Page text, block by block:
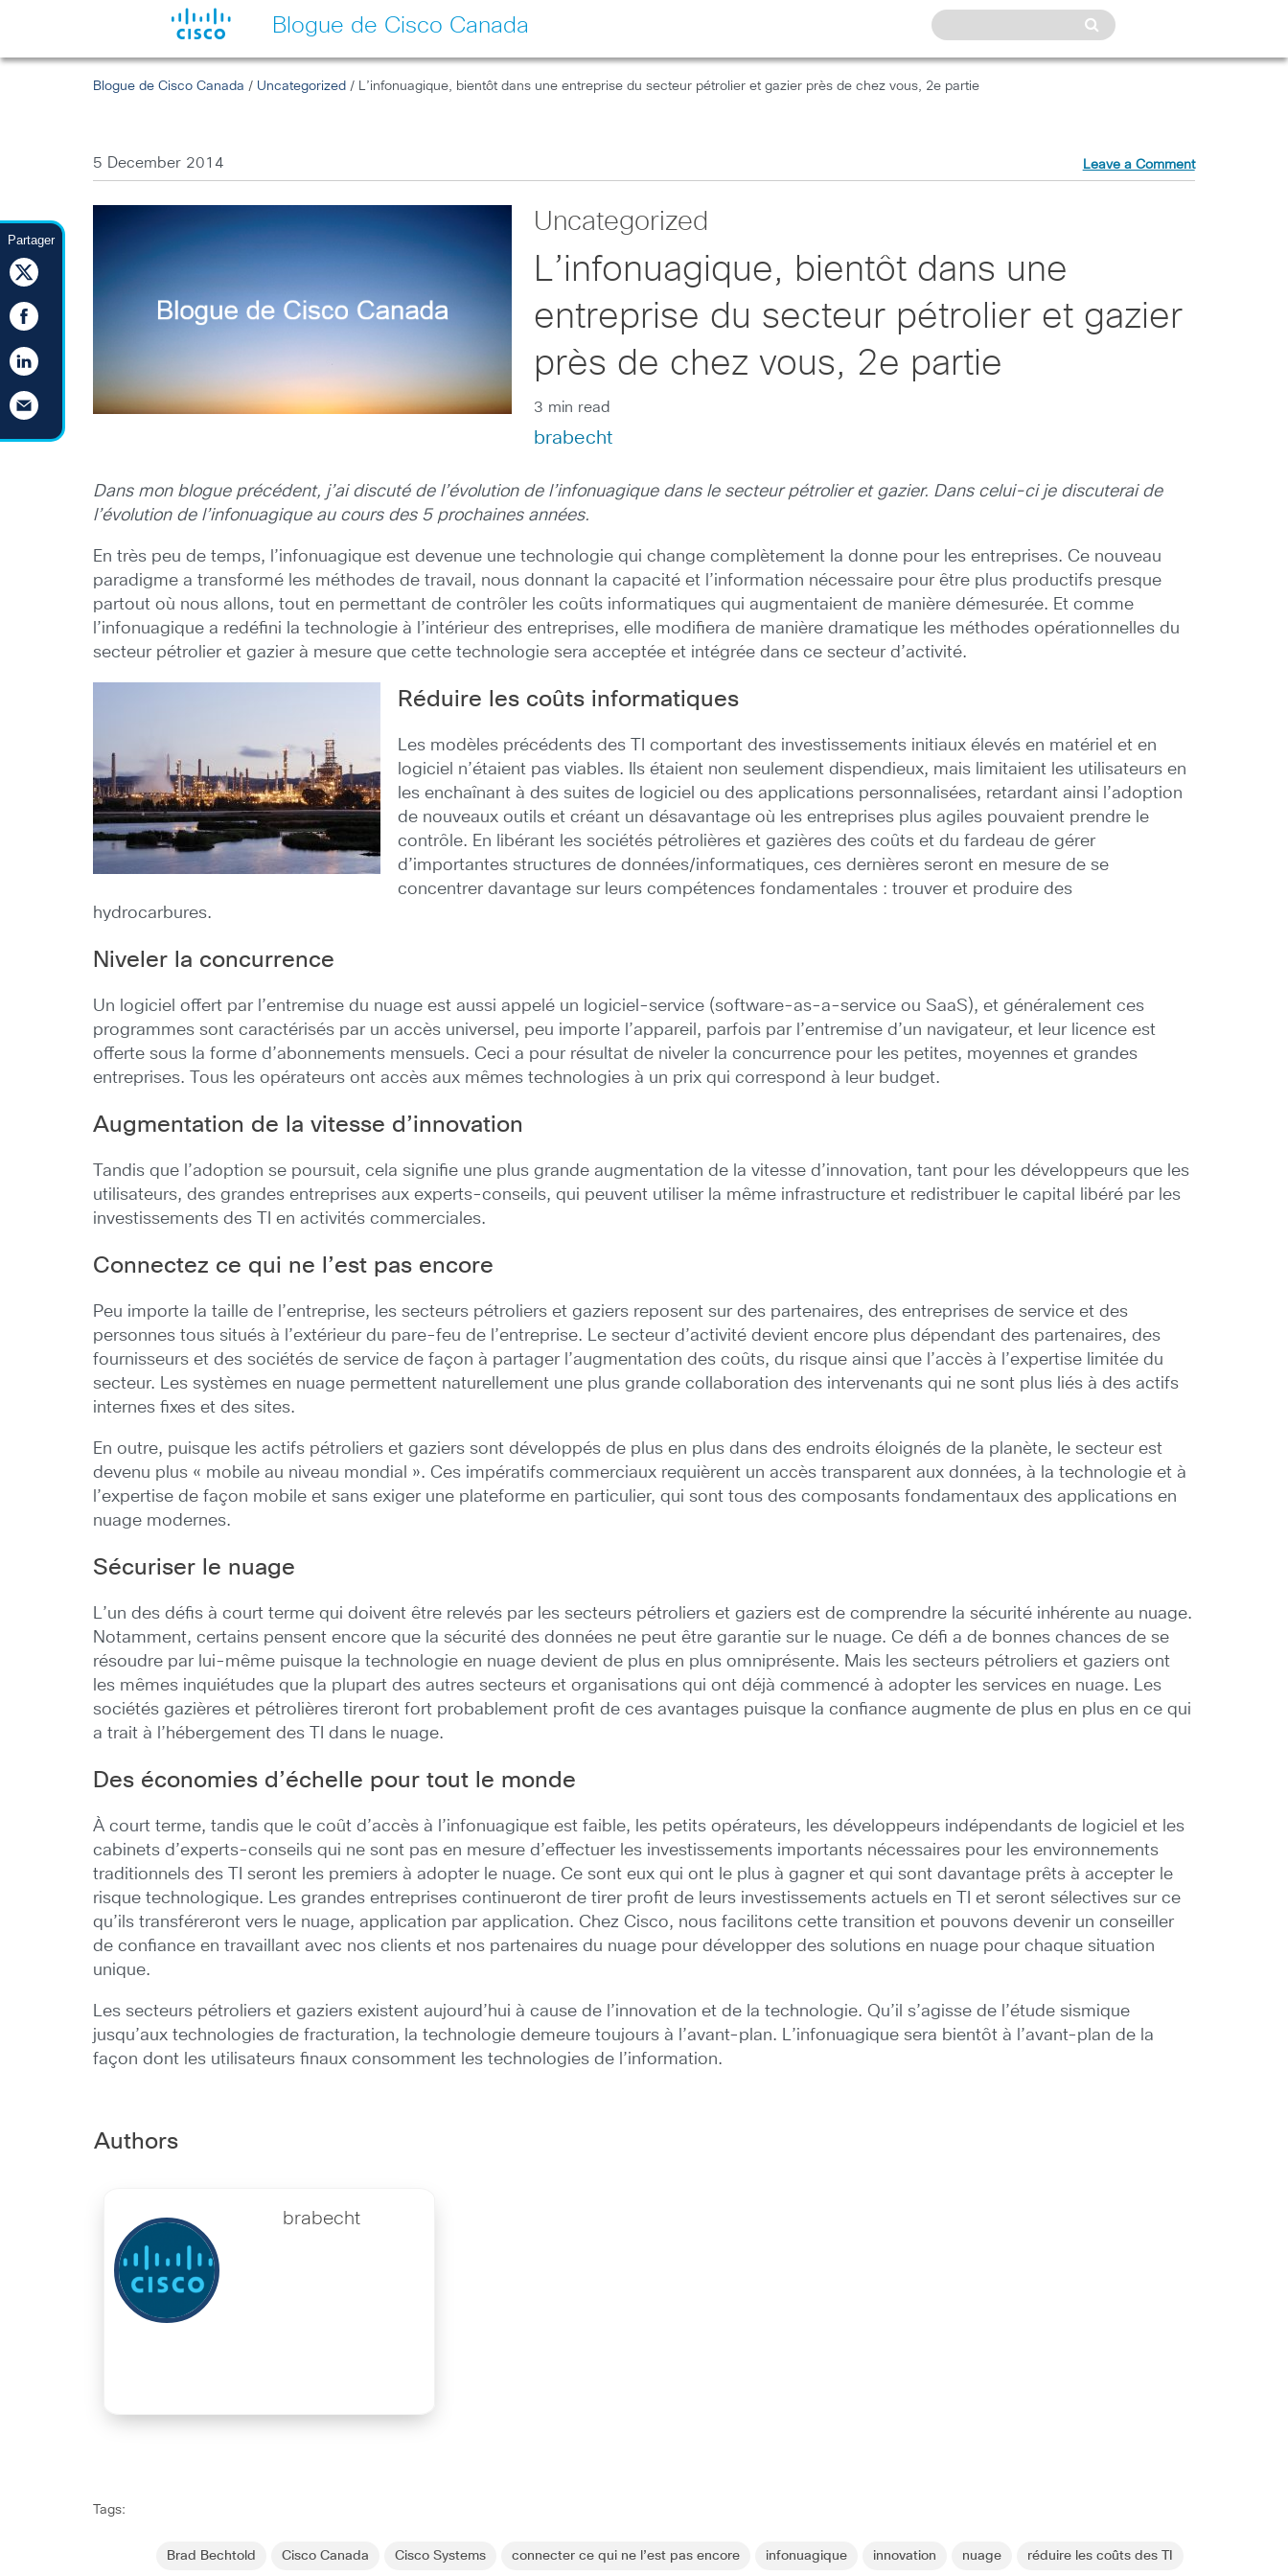
Blogue de Cisco Canada
Partager
Blogue de Cisco Canada / Uncategorized / L’infonuagique, bientôt dans une entreprise du secteur pétrolier et gazier près de chez vous, 2e partie
5 December 2014 Leave a Comment
Uncategorized
L’infonuagique, bientôt dans une
entreprise du secteur pétrolier et gazier
près de chez vous, 2e partie
3 min read
brabecht
Dans mon blogue précédent, j’ai discuté de l’évolution de l’infonuagique dans le secteur pétrolier et gazier. Dans celui-ci je discuterai de
l’évolution de l’infonuagique au cours des 5 prochaines années.
En très peu de temps, l’infonuagique est devenue une technologie qui change complètement la donne pour les entreprises. Ce nouveau
paradigme a transformé les méthodes de travail, nous donnant la capacité et l’information nécessaire pour être plus productifs presque
partout où nous allons, tout en permettant de contrôler les coûts informatiques qui augmentaient de manière démesurée. Et comme
l’infonuagique a redéfini la technologie à l’intérieur des entreprises, elle modifiera de manière dramatique les méthodes opérationnelles du
secteur pétrolier et gazier à mesure que cette technologie sera acceptée et intégrée dans ce secteur d’activité.
Réduire les coûts informatiques
Les modèles précédents des TI comportant des investissements initiaux élevés en matériel et en
logiciel n’étaient pas viables. Ils étaient non seulement dispendieux, mais limitaient les utilisateurs en
les enchaînant à des suites de logiciel ou des applications personnalisées, retardant ainsi l’adoption
de nouveaux outils et créant un désavantage où les entreprises plus agiles pouvaient prendre le
contrôle. En libérant les sociétés pétrolières et gazières des coûts et du fardeau de gérer
d’importantes structures de données/informatiques, ces dernières seront en mesure de se
concentrer davantage sur leurs compétences fondamentales : trouver et produire des
hydrocarbures.
Niveler la concurrence
Un logiciel offert par l’entremise du nuage est aussi appelé un logiciel-service (software-as-a-service ou SaaS), et généralement ces
programmes sont caractérisés par un accès universel, peu importe l’appareil, parfois par l’entremise d’un navigateur, et leur licence est
offerte sous la forme d’abonnements mensuels. Ceci a pour résultat de niveler la concurrence pour les petites, moyennes et grandes
entreprises. Tous les opérateurs ont accès aux mêmes technologies à un prix qui correspond à leur budget.
Augmentation de la vitesse d’innovation
Tandis que l’adoption se poursuit, cela signifie une plus grande augmentation de la vitesse d’innovation, tant pour les développeurs que les
utilisateurs, des grandes entreprises aux experts-conseils, qui peuvent utiliser la même infrastructure et redistribuer le capital libéré par les
investissements des TI en activités commerciales.
Connectez ce qui ne l’est pas encore
Peu importe la taille de l’entreprise, les secteurs pétroliers et gaziers reposent sur des partenaires, des entreprises de service et des
personnes tous situés à l’extérieur du pare-feu de l’entreprise. Le secteur d’activité devient encore plus dépendant des partenaires, des
fournisseurs et des sociétés de service de façon à partager l’augmentation des coûts, du risque ainsi que l’accès à l’expertise limitée du
secteur. Les systèmes en nuage permettent naturellement une plus grande collaboration des intervenants qui ne sont plus liés à des actifs
internes fixes et des sites.
En outre, puisque les actifs pétroliers et gaziers sont développés de plus en plus dans des endroits éloignés de la planète, le secteur est
devenu plus « mobile au niveau mondial ». Ces impératifs commerciaux requièrent un accès transparent aux données, à la technologie et à
l’expertise de façon mobile et sans exiger une plateforme en particulier, qui sont tous des composants fondamentaux des applications en
nuage modernes.
Sécuriser le nuage
L’un des défis à court terme qui doivent être relevés par les secteurs pétroliers et gaziers est de comprendre la sécurité inhérente au nuage.
Notamment, certains pensent encore que la sécurité des données ne peut être garantie sur le nuage. Ce défi a de bonnes chances de se
résoudre par lui-même puisque la technologie en nuage devient de plus en plus omniprésente. Mais les secteurs pétroliers et gaziers ont
les mêmes inquiétudes que la plupart des autres secteurs et organisations qui ont déjà commencé à adopter les services en nuage. Les
sociétés gazières et pétrolières tireront fort probablement profit de ces avantages puisque la confiance augmente de plus en plus en ce qui
a trait à l’hébergement des TI dans le nuage.
Des économies d’échelle pour tout le monde
À court terme, tandis que le coût d’accès à l’infonuagique est faible, les petits opérateurs, les développeurs indépendants de logiciel et les
cabinets d’experts-conseils qui ne sont pas en mesure d’effectuer les investissements importants nécessaires pour les environnements
traditionnels des TI seront les premiers à adopter le nuage. Ce sont eux qui ont le plus à gagner et qui sont davantage prêts à accepter le
risque technologique. Les grandes entreprises continueront de tirer profit de leurs investissements actuels en TI et seront sélectives sur ce
qu’ils transféreront vers le nuage, application par application. Chez Cisco, nous facilitons cette transition et pouvons devenir un conseiller
de confiance en travaillant avec nos clients et nos partenaires du nuage pour développer des solutions en nuage pour chaque situation
unique.
Les secteurs pétroliers et gaziers existent aujourd’hui à cause de l’innovation et de la technologie. Qu’il s’agisse de l’étude sismique
jusqu’aux technologies de fracturation, la technologie demeure toujours à l’avant-plan. L’infonuagique sera bientôt à l’avant-plan de la
façon dont les utilisateurs finaux consomment les technologies de l’information.
Authors
brabecht
Tags:
Brad Bechtold Cisco Canada Cisco Systems connecter ce qui ne l’est pas encore infonuagique innovation nuage réduire les coûts des TI